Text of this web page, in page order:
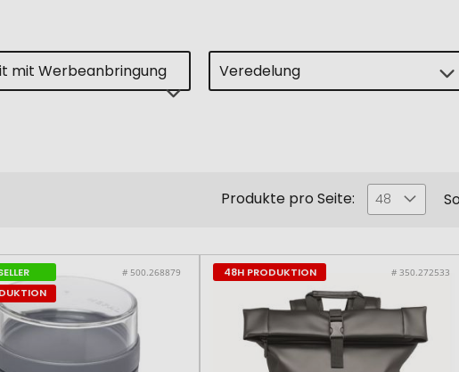
mit Werbeanbringung Veredelung
Produkte pro Seite: 48
# 500.268879 48H PRODUKTION # 350.272533